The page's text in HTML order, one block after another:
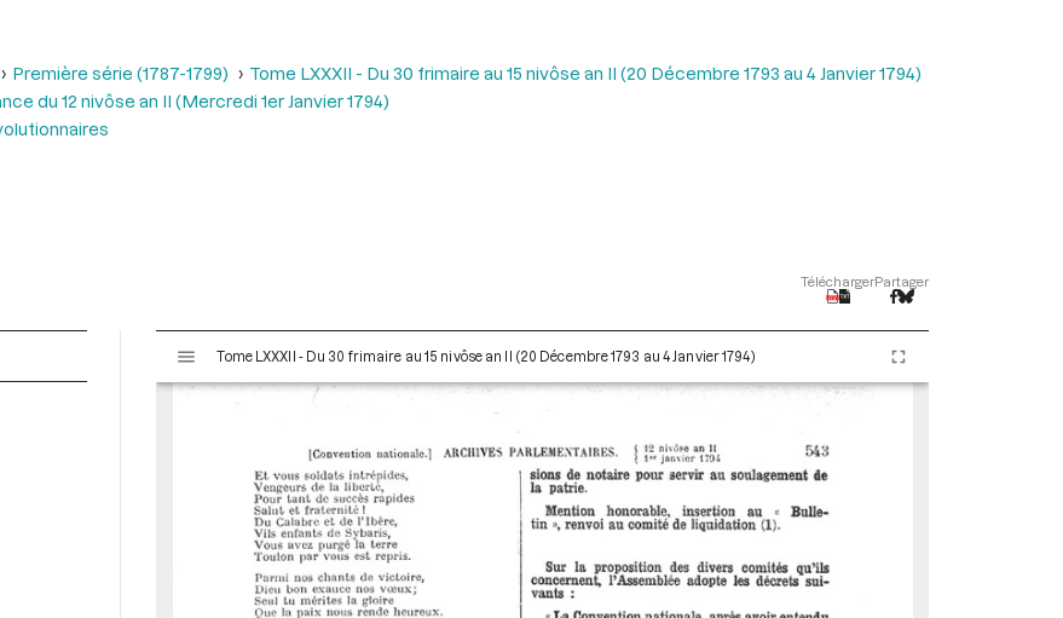
Première série (1787-1799)
Tome LXXXII - Du 30 frimaire au 15 nivôse an II (20 Décembre 1793 au 4 Janvier 1794)
du 12 nivôse an II (Mercredi 1er Janvier 1794)
TéléchargerPartager
s
Tome LXXXII - Du 30 frimaire au 15 nivôse an II (20 Décembre 1793 au 4 Janvier 1794)